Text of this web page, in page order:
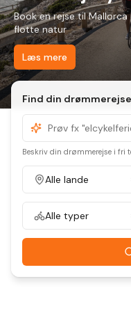
Book en rejse til
flotte natur
Læs mere
Find din drømmerejse
Beskriv din drømmerejse i
Alle lande
Alle typer